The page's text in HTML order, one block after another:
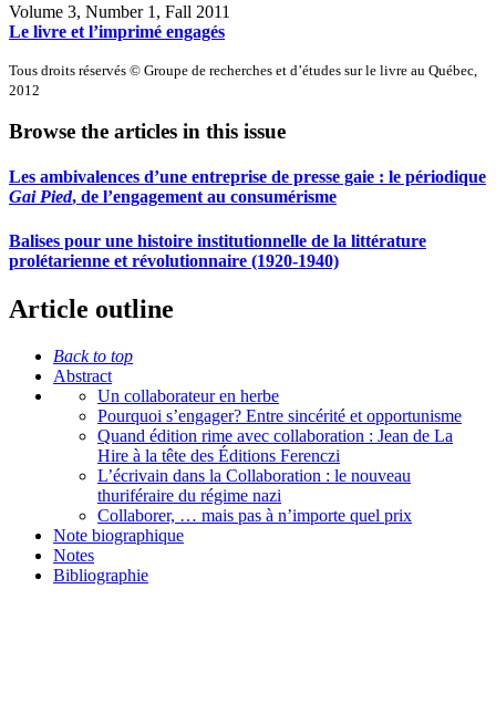
Volume 3, Number 1, Fall 2011
Le livre et l’imprimé engagés
Tous droits réservés © Groupe de recherches et d’études sur le livre au Québec,
2012
Browse the articles in this issue
Les ambivalences d’une entreprise de presse gaie : le périodique
Gai Pied, de l’engagement au consumérisme
Balises pour une histoire institutionnelle de la littérature
prolétarienne et révolutionnaire (1920-1940)
Article outline
Back to top
Abstract
Un collaborateur en herbe
Pourquoi s’engager? Entre sincérité et opportunisme
Quand édition rime avec collaboration : Jean de La
Hire à la tête des Éditions Ferenczi
L’écrivain dans la Collaboration : le nouveau
thuriféraire du régime nazi
Collaborer, … mais pas à n’importe quel prix
Note biographique
Notes
Bibliographie